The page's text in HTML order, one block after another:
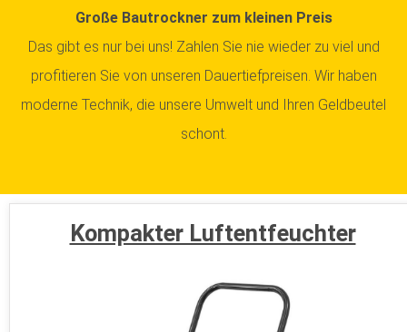
Große Bautrockner zum kleinen Preis
Das gibt es nur bei uns! Zahlen Sie nie wieder zu viel und
profitieren Sie von unseren Dauertiefpreisen. Wir haben
moderne Technik, die unsere Umwelt und Ihren Geldbeutel
schont.
Kompakter Luftentfeuchter